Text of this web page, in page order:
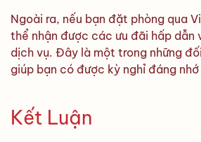
Ngoài ra, nếu bạn đặt phòng qua
thể nhận được các ưu đãi hấp dẫn
dịch vụ. Đây là một trong những
giúp bạn có được kỳ nghỉ đáng
Kết Luận